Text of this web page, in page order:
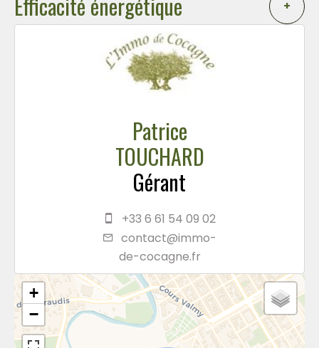
+
Patrice
TOUCHARD
Gérant
+33 6 61 54 09 02
contact@immo-
de-cocagne.fr
+
−